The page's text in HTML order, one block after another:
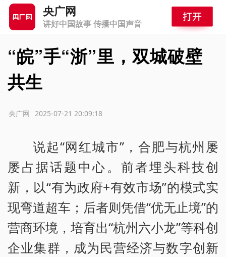
央广网
讲好中国故事 传播中国声音
“皖”手“浙”里，双城破壁
共生
2025-07-21 20:09:18
央广网
说起“网红城市”，合肥与杭州屡
屡占据话题中心。前者埋头科技创
新，以“有为政府+有效市场”的模式实
现弯道超车；后者则凭借“优无止境”的
营商环境，培育出“杭州六小龙”等科创
企业集群，成为民营经济与数字创新